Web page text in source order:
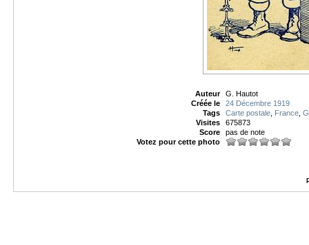
Auteur
G. Hautot
Créée le
24 Décembre 1919
Tags
Carte postale, France,
Visites
675873
Score
pas de note
Votez pour cette photo